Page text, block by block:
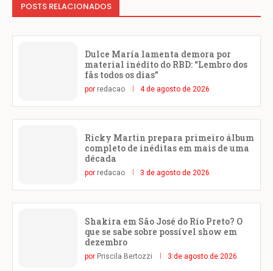
POSTS RELACIONADOS
Dulce María lamenta demora por
material inédito do RBD: “Lembro dos
fãs todos os dias”
por redacao 4 de agosto de 2026
Ricky Martin prepara primeiro álbum
completo de inéditas em mais de uma
década
por redacao 3 de agosto de 2026
Shakira em São José do Rio Preto? O
que se sabe sobre possível show em
dezembro
por Priscila Bertozzi 3 de agosto de 2026